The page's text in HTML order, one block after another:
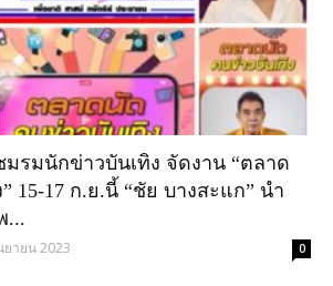
มรมนักข่าวบันเทิง จัดงาน “ตลาด
15-17 ก.ย.นี้ “ชัย บางสะแก” นำ
...
ยายน 2023 0